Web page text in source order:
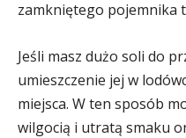
zamkniętego pojemnika
Jeśli masz dużo soli do
umieszczenie jej w
miejsca. W ten sposób
wilgocią i utratą smaku